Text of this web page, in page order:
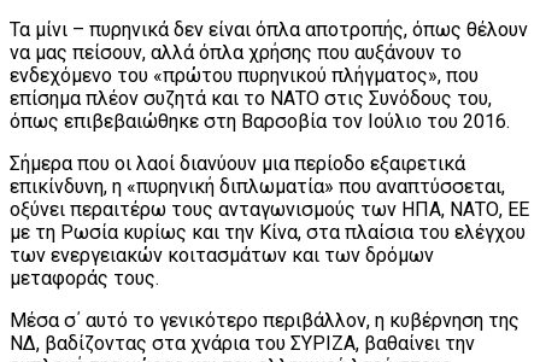
Τα μίνι – πυρηνικά δεν είναι όπλα αποτροπής, όπως θέλουν
να μας πείσουν, αλλά όπλα χρήσης που αυξάνουν το
ενδεχόμενο του «πρώτου πυρηνικού πλήγματος», που
επίσημα πλέον συζητά και το ΝΑΤΟ στις Συνόδους του,
όπως επιβεβαιώθηκε στη Βαρσοβία τον Ιούλιο του 2016.
Σήμερα που οι λαοί διανύουν μια περίοδο εξαιρετικά
επικίνδυνη, η «πυρηνική διπλωματία» που αναπτύσσεται,
οξύνει περαιτέρω τους ανταγωνισμούς των ΗΠΑ, ΝΑΤΟ, ΕΕ
με τη Ρωσία κυρίως και την Κίνα, στα πλαίσια του ελέγχου
των ενεργειακών κοιτασμάτων και των δρόμων
μεταφοράς τους.
Μέσα σ΄ αυτό το γενικότερο περιβάλλον, η κυβέρνηση της
ΝΔ, βαδίζοντας στα χνάρια του ΣΥΡΙΖΑ, βαθαίνει την